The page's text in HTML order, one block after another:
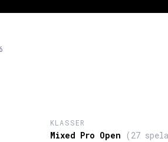
KLASSER
Mixed Pro Open
(27